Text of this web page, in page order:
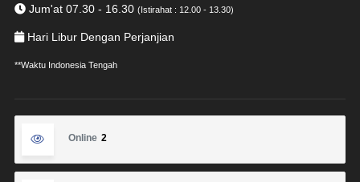
Jum'at 07.30 - 16.30 (Istirahat : 12.00 - 13.30)
Hari Libur Dengan Perjanjian
**Waktu Indonesia Tengah
Online 2